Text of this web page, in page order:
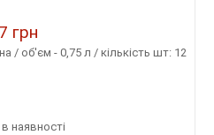
грн
/ об'єм - 0,75 л / кількість шт: 12
наявності